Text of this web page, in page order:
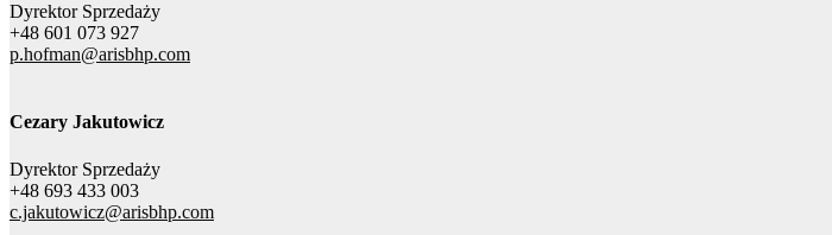
Dyrektor Sprzedaży
+48 601 073 927
p.hofman@arisbhp.com
Cezary Jakutowicz
Dyrektor Sprzedaży
+48 693 433 003
c.jakutowicz@arisbhp.com